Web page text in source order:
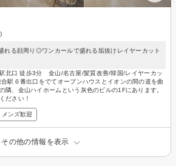
れる顔周り◎ワンカールで盛れる垢抜けレイヤーカット
北口 徒歩3分 金山/名古屋/髪質改善/韓国/レイヤーカッ
駅６番出口をでてオープンハウスとイオンの間の道を曲
隣、金山ハイホームという灰色のビルの1Fにあります。
ださい！
メンズ歓迎
その他の情報を表示